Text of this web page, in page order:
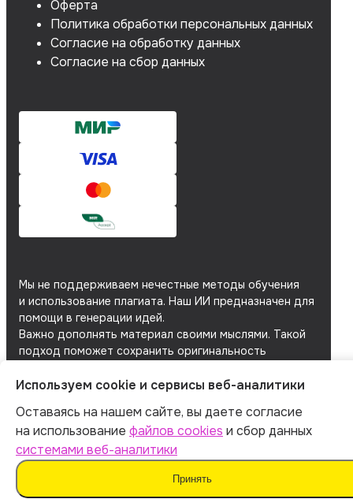
Оферта
Политика обработки персональных данных
Согласие на обработку данных
Согласие на сбор данных
Мы не поддерживаем нечестные методы обучения
и использование плагиата. Наш ИИ предназначен для
помощи в генерации идей.
Важно дополнять материал своими мыслями. Такой
подход поможет сохранить оригинальность
Мы используемфайлы cookieисервисы веб-
аналитикидля персонализации сервисов
и повышения удобства пользования сайтом.
Если вы не согласны на их использование, поменяйте
настройки браузера.
Используем cookie и сервисы веб-аналитики
Оставаясь на нашем сайте, вы даете согласие
на использование файлов cookies и сбор данных
системами веб-аналитики
Принять